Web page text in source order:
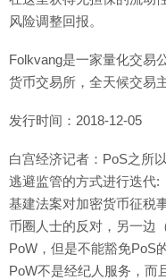
风险调整回报。
Folkvang是一家量化交易
货币交易所，全天候交易
发行时间：2018-12-05
白宫经济记者：PoS之所
逃避监管的方式进行迭代:
基建法案对加密货币征税
币圈人士的反对，另一边
PoW，但是不能豁免PoS
PoW不是经纪人服务，而